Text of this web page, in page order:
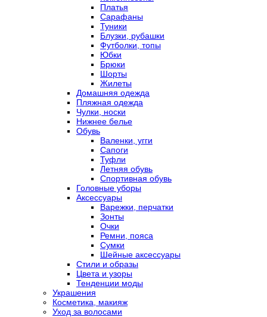
Платья
Сарафаны
Туники
Блузки, рубашки
Футболки, топы
Юбки
Брюки
Шорты
Жилеты
Домашняя одежда
Пляжная одежда
Чулки, носки
Нижнее белье
Обувь
Валенки, угги
Сапоги
Туфли
Летняя обувь
Спортивная обувь
Головные уборы
Аксессуары
Варежки, перчатки
Зонты
Очки
Ремни, пояса
Сумки
Шейные аксессуары
Стили и образы
Цвета и узоры
Тенденции моды
Украшения
Косметика, макияж
Уход за волосами